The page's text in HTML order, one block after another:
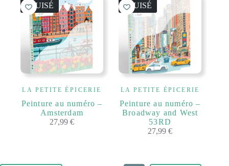
ÉPUISÉ
LA PETITE ÉPICERIE
Peinture au numéro –
Amsterdam
27,99€
ÉPUISÉ
LA PETITE ÉPICERIE
Peinture au numéro –
Broadway and West
53RD
27,99€